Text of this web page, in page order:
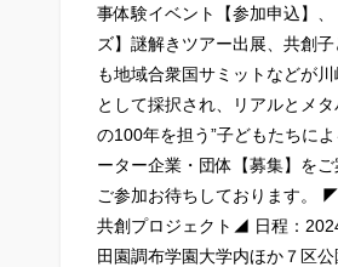
事体験イベント【参加申込】
ズ】謎解きツアー出展、共創
も地域合衆国サミットなどが
として採択され、リアルとメ
の100年を担う”子どもたちに
ーター企業・団体【募集】を
ご参加お待ちしております。
共創プロジェクト◢ 日程：
田園調布学園大学内ほか７区